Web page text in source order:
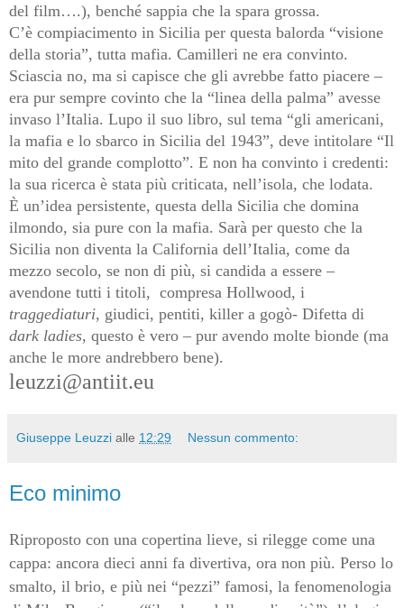
del film….), benché sappia che la spara grossa.
C’è compiacimento in Sicilia per questa balorda “visione
della storia”, tutta mafia. Camilleri ne era convinto.
Sciascia no, ma si capisce che gli avrebbe fatto piacere –
era pur sempre covinto che la “linea della palma” avesse
invaso l’Italia. Lupo il suo libro, sul tema “gli americani,
la mafia e lo sbarco in Sicilia del 1943”, deve intitolare “Il
mito del grande complotto”. E non ha convinto i credenti:
la sua ricerca è stata più criticata, nell’isola, che lodata.
È un’idea persistente, questa della Sicilia che domina
ilmondo, sia pure con la mafia. Sarà per questo che la
Sicilia non diventa la California dell’Italia, come da
mezzo secolo, se non di più, si candida a essere –
avendone tutti i titoli, compresa Hollwood, i
traggediaturi, giudici, pentiti, killer a gogò- Difetta di
dark ladies, questo è vero – pur avendo molte bionde (ma
anche le more andrebbero bene).
leuzzi@antiit.eu
Giuseppe Leuzzi alle 12:29 Nessun commento:
Eco minimo
Riproposto con una copertina lieve, si rilegge come una
cappa: ancora dieci anni fa divertiva, ora non più. Perso lo
smalto, il brio, e più nei “pezzi” famosi, la fenomenologia